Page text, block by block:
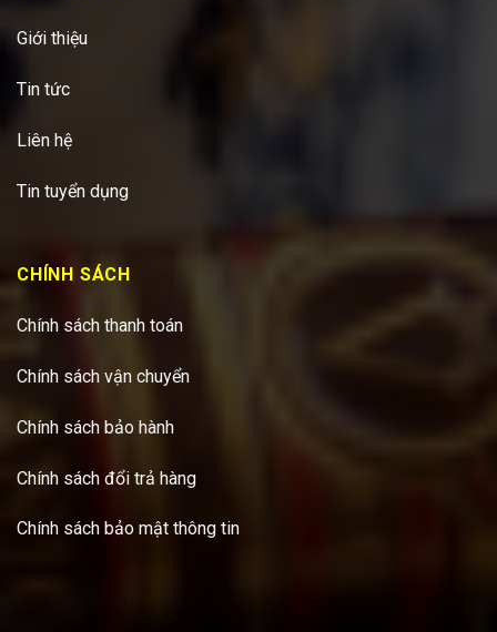
Giới thiệu
Tin tức
Liên hệ
Tin tuyển dụng
CHÍNH SÁCH
Chính sách thanh toán
Chính sách vận chuyển
Chính sách bảo hành
Chính sách đổi trả hàng
Chính sách bảo mật thông tin